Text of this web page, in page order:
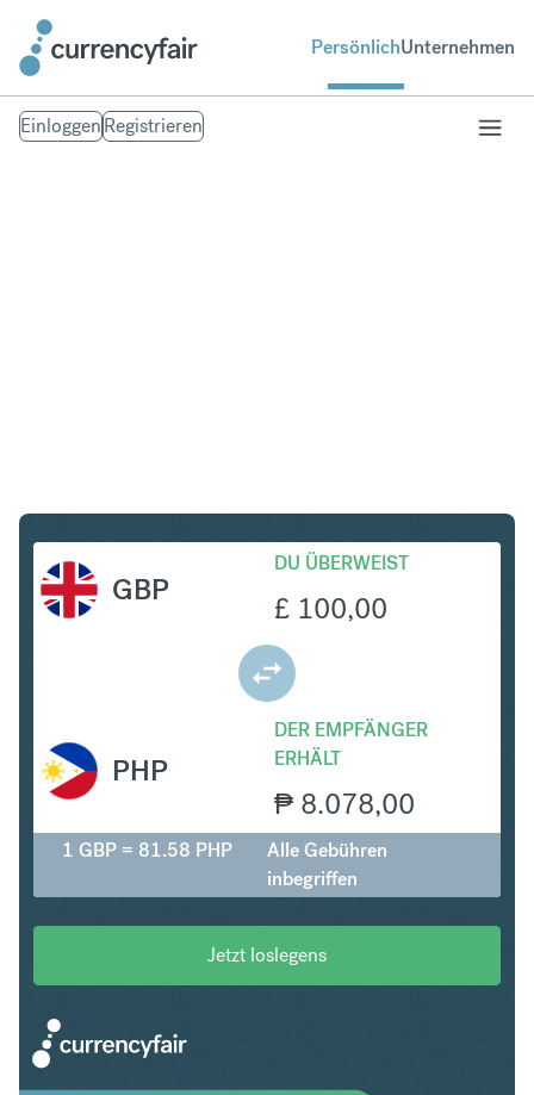
PersönlichUnternehmen
EinloggenRegistrieren
GBP
DU ÜBERWEIST
£ 100,00
DER EMPFÄNGER
ERHÄLT
₱ 8.078,00
PHP
1 GBP = 81.58 PHP
Alle Gebühren
inbegriffen
Jetzt loslegens